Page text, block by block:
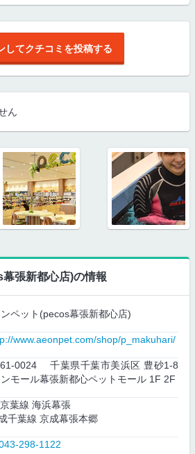
してクチコミを投稿する
ん
張新都心店)の情報
ペット(pecos幕張新都心店)
www.aeonpet.com/shop/p_makuhari/
0024 千葉県千葉市美浜区 豊砂1-8
モール幕張新都心ペットモール 1F 2F
葉線 海浜幕張
千葉線 京成幕張本郷
298-1122